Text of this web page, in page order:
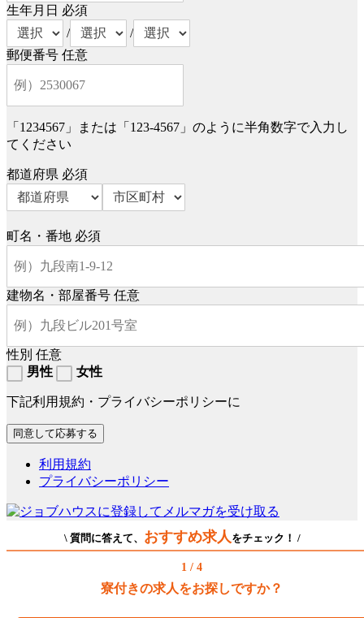
生年月日 必須
/
/
郵便番号 任意
「1234567」または「123-4567」のように半角数字で入力し
てください
都道府県 必須
町名・番地 必須
建物名・部屋番号 任意
性別 任意
男性
女性
下記利用規約・プライバシーポリシーに
利用規約
プライバシーポリシー
\ 質問に答えて、 おすすめ求人をチェック！ /
1 / 4
寮付きの求人をお探しですか？